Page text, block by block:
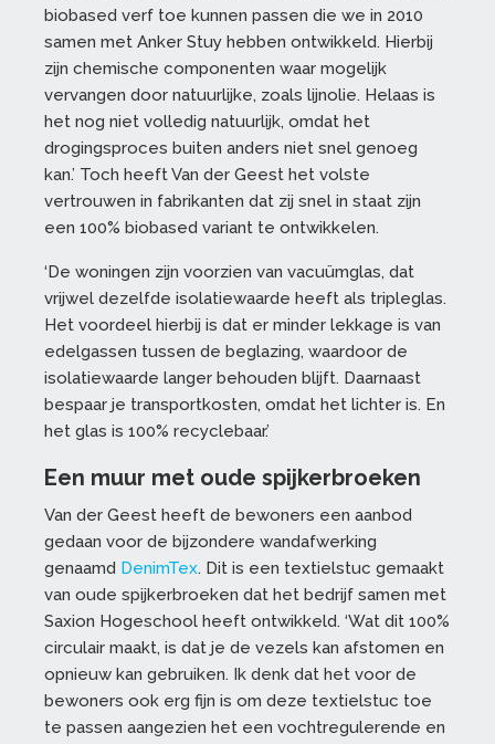
biobased verf toe kunnen passen die we in 2010
samen met Anker Stuy hebben ontwikkeld. Hierbij
zijn chemische componenten waar mogelijk
vervangen door natuurlijke, zoals lijnolie. Helaas is
het nog niet volledig natuurlijk, omdat het
drogingsproces buiten anders niet snel genoeg
kan.’ Toch heeft Van der Geest het volste
vertrouwen in fabrikanten dat zij snel in staat zijn
een 100% biobased variant te ontwikkelen.
‘De woningen zijn voorzien van vacuümglas, dat
vrijwel dezelfde isolatiewaarde heeft als tripleglas.
Het voordeel hierbij is dat er minder lekkage is van
edelgassen tussen de beglazing, waardoor de
isolatiewaarde langer behouden blijft. Daarnaast
bespaar je transportkosten, omdat het lichter is. En
het glas is 100% recyclebaar.’
Een muur met oude spijkerbroeken
Van der Geest heeft de bewoners een aanbod
gedaan voor de bijzondere wandafwerking
genaamd DenimTex. Dit is een textielstuc gemaakt
van oude spijkerbroeken dat het bedrijf samen met
Saxion Hogeschool heeft ontwikkeld. ‘Wat dit 100%
circulair maakt, is dat je de vezels kan afstomen en
opnieuw kan gebruiken. Ik denk dat het voor de
bewoners ook erg fijn is om deze textielstuc toe
te passen aangezien het een vochtregulerende en